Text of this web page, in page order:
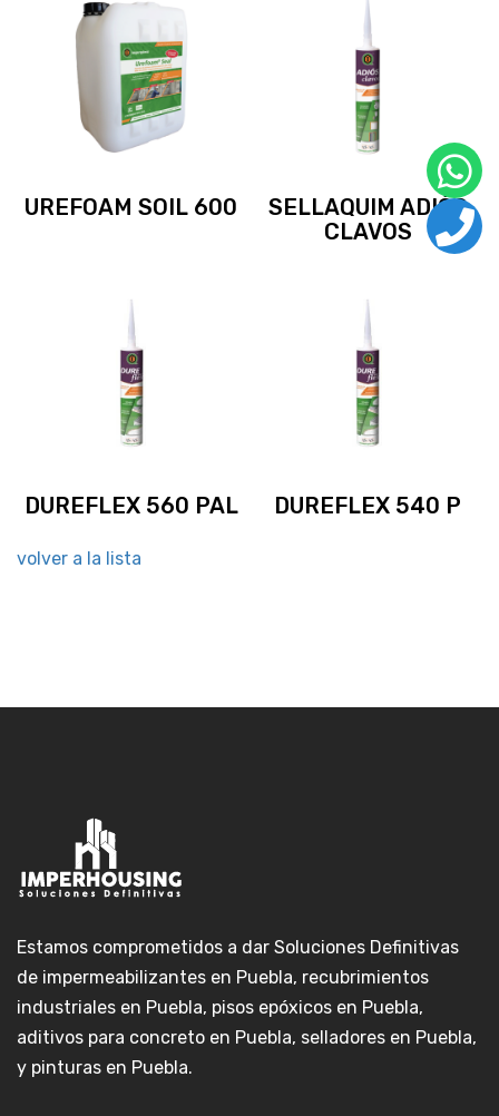
UREFOAM SOIL 600
SELLAQUIM ADIÓS
CLAVOS
DUREFLEX 560 PAL DUREFLEX 540 P
volver a la lista
Estamos comprometidos a dar Soluciones Definitivas
de impermeabilizantes en Puebla, recubrimientos
industriales en Puebla, pisos epóxicos en Puebla,
aditivos para concreto en Puebla, selladores en Puebla,
y pinturas en Puebla.